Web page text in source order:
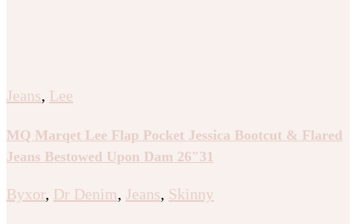
Jeans, Lee
MQ Marqet Lee Flap Pocket Jessica Bootcut & Flared
Jeans Bestowed Upon Dam 26″31
Byxor, Dr Denim, Jeans, Skinny